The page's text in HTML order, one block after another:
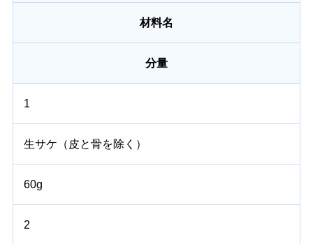
材料名
分量
1
生サケ（皮と骨を除く）
60g
2